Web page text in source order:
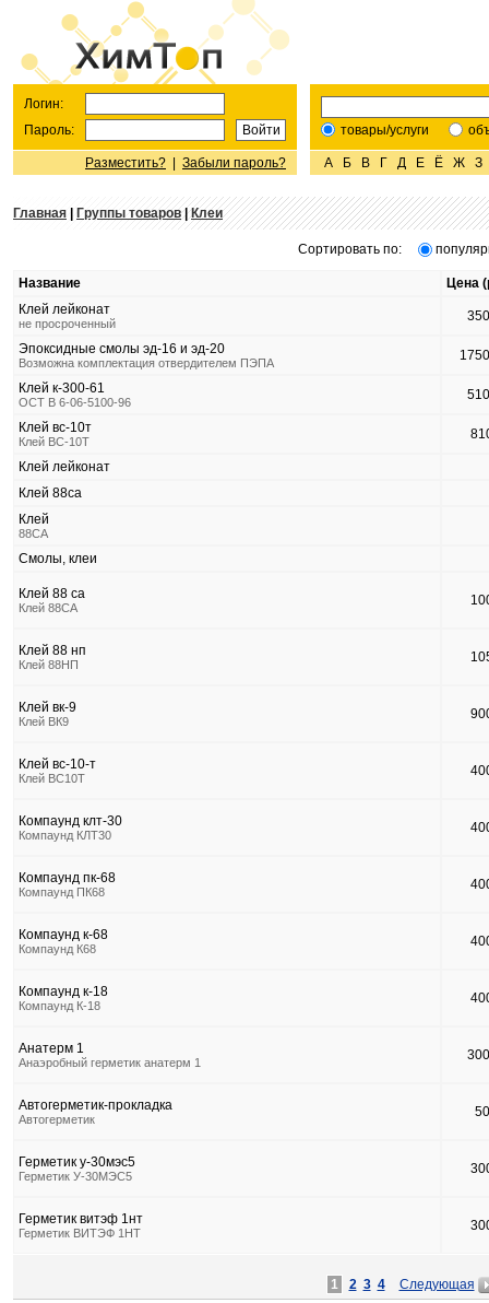
Логин:
Пароль:
Разместить? Забыли пароль?
товары/услуги
А Б В Г Д Е Ё Ж З
Главная Группы товаров|Клеи
Сортировать по:
Название
Цена
Клей лейконат
не просроченный
Эпоксидные смолы эд-16 и эд-20
Возможна комплектация отвердителем ПЭПА
Клей к-300-61
ОСТ В 6-06-5100-96
Клей вс-10т
Клей ВС-10Т
Клей лейконат
Клей 88са
Клей
88СА
Смолы, клеи
Клей 88 са
Клей 88СА
Клей 88 нп
Клей 88НП
Клей вк-9
Клей ВК9
Клей вс-10-т
Клей ВС10Т
Компаунд клт-30
Компаунд КЛТ30
Компаунд пк-68
Компаунд ПК68
Компаунд к-68
Компаунд К68
Компаунд к-18
Компаунд К-18
Анатерм 1
Анаэробный герметик анатерм 1
Автогерметик-прокладка
Автогерметик
Герметик у-30мэс5
Герметик У-30МЭС5
Герметик витэф 1нт
Герметик ВИТЭФ 1НТ
1 2 3 4 Следующая